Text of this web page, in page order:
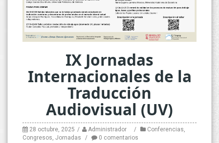
IX Jornadas
Internacionales de la
Traducción
Audiovisual (UV)
28 octubre, 2025 Administrador Conferencias
Congresos Jornadas 0 comentarios